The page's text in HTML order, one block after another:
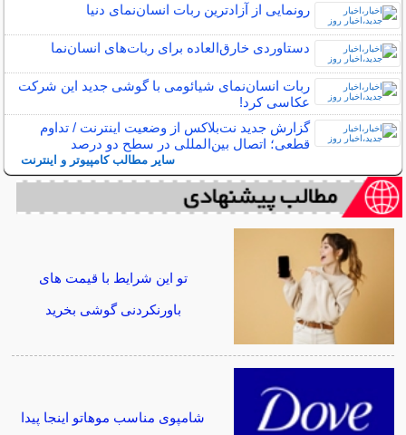
رونمایی از آزادترین ربات انسان‌نمای دنیا
دستاوردی خارق‌العاده برای ربات‌های انسان‌نما
ربات انسان‌نمای شیائومی با گوشی جدید این شرکت
عکاسی کرد!
گزارش جدید نت‌بلاکس از وضعیت اینترنت / تداوم
قطعی؛ اتصال بین‌المللی در سطح دو درصد
سایر مطالب کامپیوتر و اینترنت
تو این شرایط با قیمت های
باورنکردنی گوشی بخرید
شامپوی مناسب موهاتو اینجا پیدا